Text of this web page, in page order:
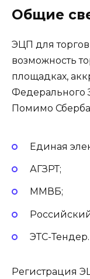
Общие
ЭЦП для
возможность
площадках,
Федерального
Помимо
Единая
АГЗРТ;
ММВБ;
ЭТС-Тендер.
Регистрация